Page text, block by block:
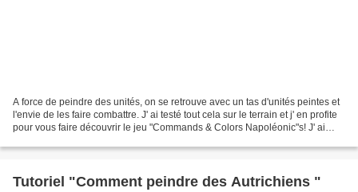
A force de peindre des unités, on se retrouve avec un tas d'unités peintes et
l'envie de les faire combattre. J' ai testé tout cela sur le terrain et j' en profite
pour vous faire découvrir le jeu "Commands & Colors Napoléonic"s! J' ai
Tutoriel "Comment peindre des Autrichiens "